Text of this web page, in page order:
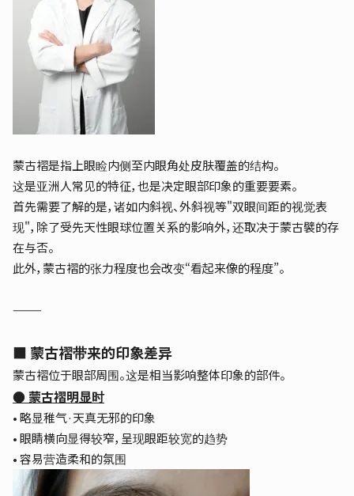
蒙古褶是指上眼睑内侧至内眼角处皮肤覆盖的结构。
这是亚洲人常见的特征，也是决定眼部印象的重要要素。
首先需要了解的是，诸如内斜视、外斜视等"双眼间距的视觉表
现"，除了受先天性眼球位置关系的影响外，还取决于蒙古襞的存
在与否。
此外，蒙古褶的张力程度也会改变“看起来像的程度”。
⸻
■ 蒙古褶带来的印象差异
蒙古褶位于眼部周围。这是相当影响整体印象的部件。
● 蒙古褶明显时
• 略显稚气·天真无邪的印象
• 眼睛横向显得较窄，呈现眼距较宽的趋势
• 容易营造柔和的氛围